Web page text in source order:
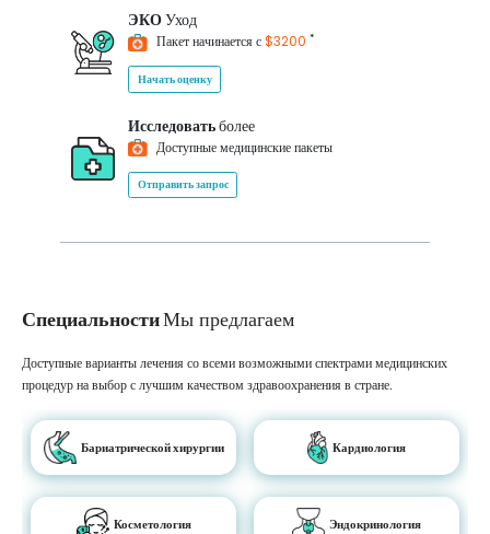
ЭКОУход
Пакет начинается с$3200 *
Начать оценку
Исследоватьболее
Доступные медицинские пакеты
Отправить запрос
СпециальностиМы предлагаем
Доступные варианты лечения со всеми возможными спектрами медицинских
процедур на выбор с лучшим качеством здравоохранения в стране.
Бариатрической хирургии Кардиология
Косметология Эндокринология